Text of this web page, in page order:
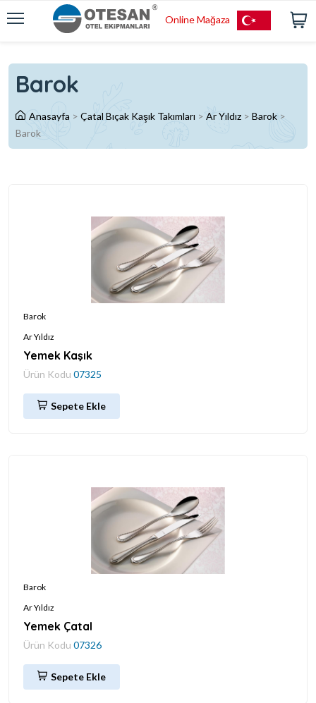
Online Mağaza
Barok
Anasayfa > Çatal Bıçak Kaşık Takımları > Ar Yıldız > Barok >
Barok
Barok
Ar Yıldız
Yemek Kaşık
Ürün Kodu 07325
Sepete Ekle
Barok
Ar Yıldız
Yemek Çatal
Ürün Kodu 07326
Sepete Ekle